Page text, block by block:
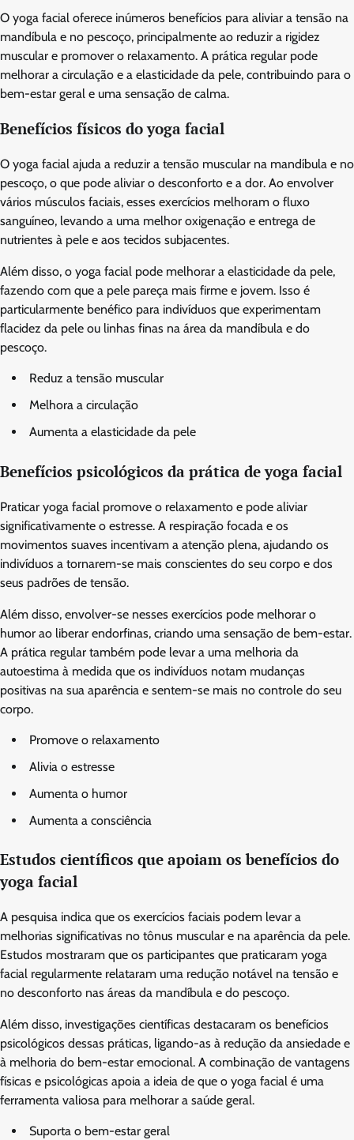
O yoga facial oferece inúmeros benefícios para aliviar a tensão na
mandíbula e no pescoço, principalmente ao reduzir a rigidez
muscular e promover o relaxamento. A prática regular pode
melhorar a circulação e a elasticidade da pele, contribuindo para o
bem-estar geral e uma sensação de calma.
Benefícios físicos do yoga facial
O yoga facial ajuda a reduzir a tensão muscular na mandíbula e no
pescoço, o que pode aliviar o desconforto e a dor. Ao envolver
vários músculos faciais, esses exercícios melhoram o fluxo
sanguíneo, levando a uma melhor oxigenação e entrega de
nutrientes à pele e aos tecidos subjacentes.
Além disso, o yoga facial pode melhorar a elasticidade da pele,
fazendo com que a pele pareça mais firme e jovem. Isso é
particularmente benéfico para indivíduos que experimentam
flacidez da pele ou linhas finas na área da mandíbula e do
pescoço.
Reduz a tensão muscular
Melhora a circulação
Aumenta a elasticidade da pele
Benefícios psicológicos da prática de yoga facial
Praticar yoga facial promove o relaxamento e pode aliviar
significativamente o estresse. A respiração focada e os
movimentos suaves incentivam a atenção plena, ajudando os
indivíduos a tornarem-se mais conscientes do seu corpo e dos
seus padrões de tensão.
Além disso, envolver-se nesses exercícios pode melhorar o
humor ao liberar endorfinas, criando uma sensação de bem-estar.
A prática regular também pode levar a uma melhoria da
autoestima à medida que os indivíduos notam mudanças
positivas na sua aparência e sentem-se mais no controle do seu
corpo.
Promove o relaxamento
Alivia o estresse
Aumenta o humor
Aumenta a consciência
Estudos científicos que apoiam os benefícios do
yoga facial
A pesquisa indica que os exercícios faciais podem levar a
melhorias significativas no tônus muscular e na aparência da pele.
Estudos mostraram que os participantes que praticaram yoga
facial regularmente relataram uma redução notável na tensão e
no desconforto nas áreas da mandíbula e do pescoço.
Além disso, investigações científicas destacaram os benefícios
psicológicos dessas práticas, ligando-as à redução da ansiedade e
à melhoria do bem-estar emocional. A combinação de vantagens
físicas e psicológicas apoia a ideia de que o yoga facial é uma
ferramenta valiosa para melhorar a saúde geral.
Suporta o bem-estar geral